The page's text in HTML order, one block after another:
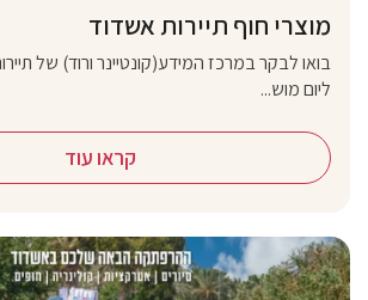
מוצרי חוף תיירות אשדוד
בואו לבקר במרכז המידע(קונטיינר ורוד) של
ליום מוש...
קראו עוד